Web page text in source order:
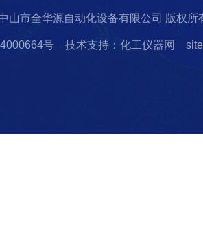
山市全华源自动化设备有限公司 版权所
号 技术支持：化工仪器网